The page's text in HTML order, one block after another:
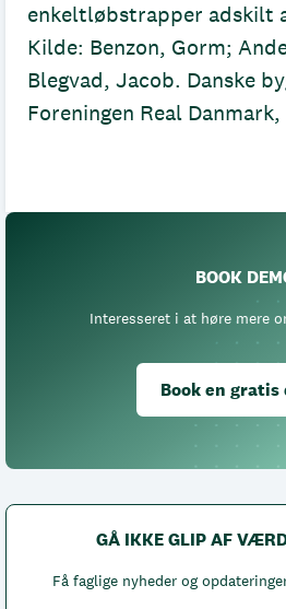
enkeltløbstrapper adskilt
Kilde: Benzon, Gorm;
Blegvad, Jacob. Danske
Foreningen Real Danmark,
BOOK
Interesseret i at høre mere
Book en gratis
GÅ IKKE GLIP AF
Få faglige nyheder og